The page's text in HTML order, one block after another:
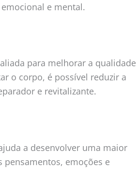
e mental.
para melhorar a qualidade
o corpo, é possível reduzir a
e revitalizante.
a desenvolver uma maior
pensamentos, emoções e